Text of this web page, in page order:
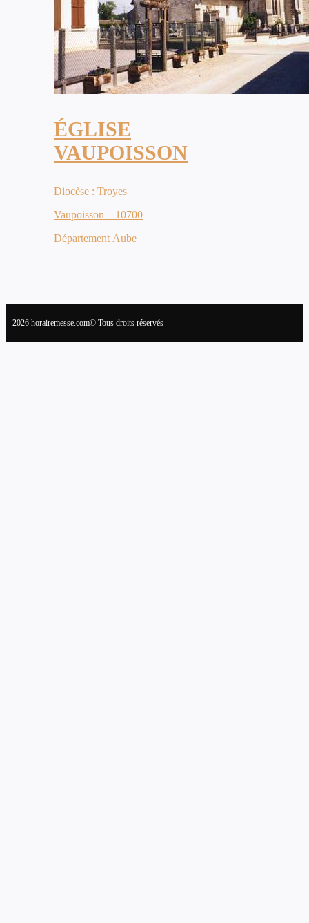
ÉGLISE
VAUPOISSON
Diocèse : Troyes
Vaupoisson – 10700
Département Aube
2026 horairemesse.com© Tous droits réservés